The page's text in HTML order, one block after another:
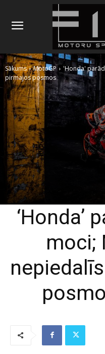
Sākums MotoGP
'Honda'
pirmajos posmos
‘Honda’
moci;